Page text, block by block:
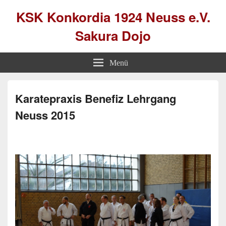
KSK Konkordia 1924 Neuss e.V.
Sakura Dojo
Menü
Karatepraxis Benefiz Lehrgang
Neuss 2015